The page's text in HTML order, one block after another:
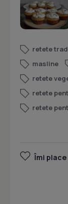
retete
masline
retete
retete
retete
Îmi place